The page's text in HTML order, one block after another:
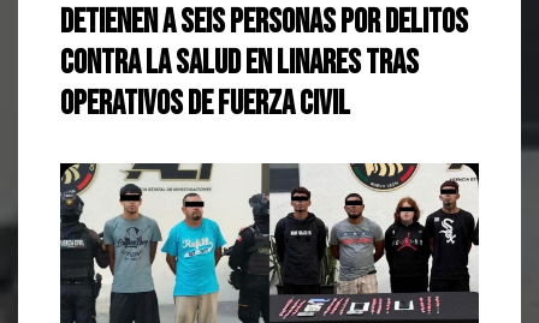
Detienen a Seis Personas por Delitos
Contra la Salud en Linares tras
Operativos de Fuerza Civil